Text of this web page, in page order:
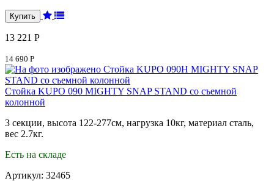
13 221 Р
14 690 Р
Стойка KUPO 090 MIGHTY SNAP STAND со съемной
колонной
3 секции, высота 122-277см, нагрузка 10кг, материал сталь,
вес 2.7кг.
Есть на складе
Артикул: 32465